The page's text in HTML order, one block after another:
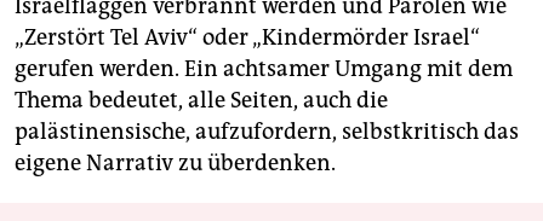
Israelflaggen verbrannt werden und Parolen wie
„Zerstört Tel Aviv“ oder „Kindermörder Israel“
gerufen werden. Ein achtsamer Umgang mit dem
Thema bedeutet, alle Seiten, auch die
palästinensische, aufzufordern, selbstkritisch das
eigene Narrativ zu überdenken.